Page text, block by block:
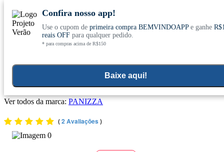
Conheça nosso site novo! E comemore com 0
Confira nosso app!
Use o cupom de primeira compra BEMVINDOAPPe ganhe
reais OFFpara qualquer pedido.
* para compras acima de R$150
Baixe aqui!
Sabonete Glicerinado de Calêndula 85g - Panizza
Ver todos da marca: PANIZZA
(2 Avaliações )